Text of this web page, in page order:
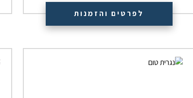
לפרטים והזמנות